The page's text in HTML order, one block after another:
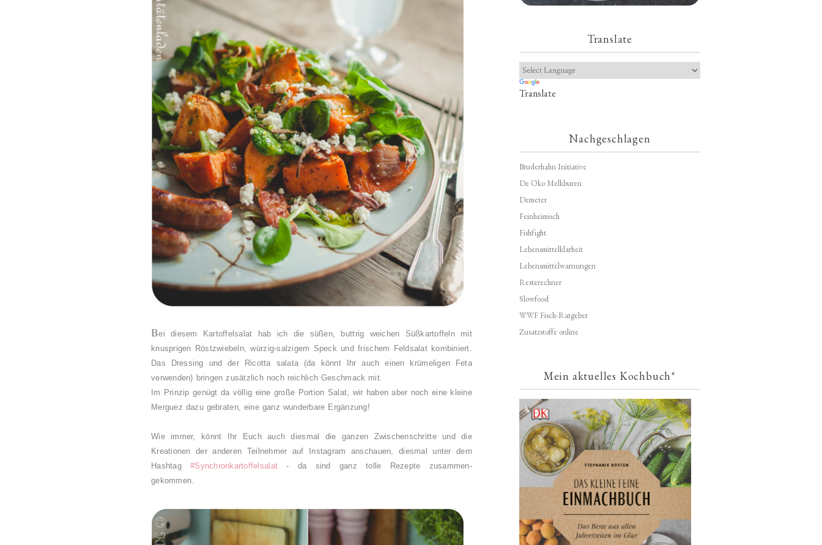
Bei diesem Kartoffelsalat hab ich die süßen, buttrig weichen Süßkartoffeln mit
knusprigen Röstzwiebeln, würzig-salzigem Speck und frischem Feldsalat kombiniert.
Das Dressing und der Ricotta salata (da könnt Ihr auch einen krümeligen Feta
verwenden) bringen zusätzlich noch reichlich Geschmack mit.
Im Prinzip genügt da völlig eine große Portion Salat, wir haben aber noch eine kleine
Merguez dazu gebraten, eine ganz wunderbare Ergänzung!
Wie immer, könnt Ihr Euch auch diesmal die ganzen Zwischenschritte und die
Kreationen der anderen Teilnehmer auf Instagram anschauen, diesmal unter dem
Hashtag#Synchronkartoffelsalat - da sind ganz tolle Rezepte zusammen-
gekommen.
Translate
Translate
Nachgeschlagen
Bruderhahn Initiative
De Öko Melkburen
Demeter
Feinheimisch
Fishfight
Lebensmittelklarheit
Lebensmittelwarnungen
Resterechner
Slowfood
WWF Fisch-Ratgeber
Zusatzstoffe online
Mein aktuelles Kochbuch*